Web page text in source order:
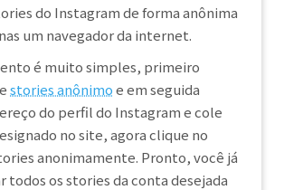
do Instagram de forma anônima
um navegador da internet.
é muito simples, primeiro
stories anônimoe em seguida
do perfil do Instagram e cole
no site, agora clique no
anonimamente. Pronto, você já
todos os stories da conta desejada